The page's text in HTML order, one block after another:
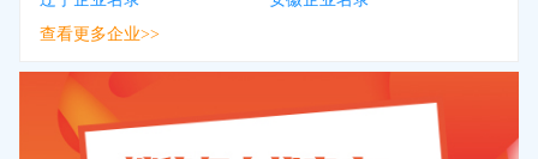
查看更多企业>>